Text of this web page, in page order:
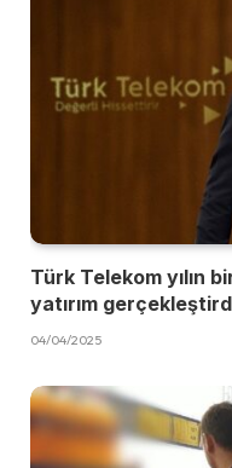
Türk Telekom yılın
yatırım
04/04/2025